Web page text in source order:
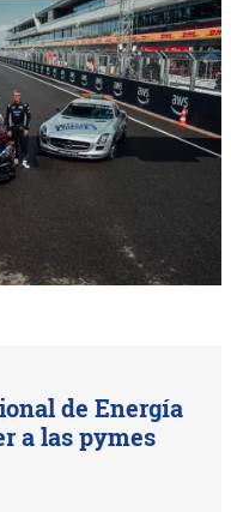
de Energía
a las pymes